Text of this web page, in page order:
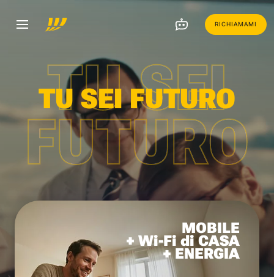
RICHIAMAMI
TU SEI
FUTURO
TU SEI FUTURO
MOBILE
+ Wi-Fi di CASA
+ ENERGIA